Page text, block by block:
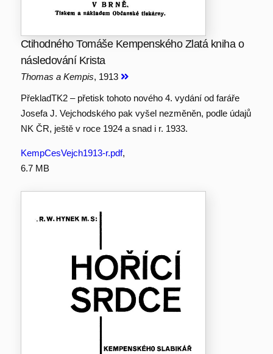
Ctihodného Tomáše Kempenského Zlatá kniha o
následování Krista
Thomas a Kempis, 1913
PřekladTK2 – přetisk tohoto nového 4. vydání od faráře
Josefa J. Vejchodského pak vyšel nezměněn, podle údajů
NK ČR, ještě v roce 1924 a snad i r. 1933.
KempCesVejch1913-r.pdf,
6.7 MB